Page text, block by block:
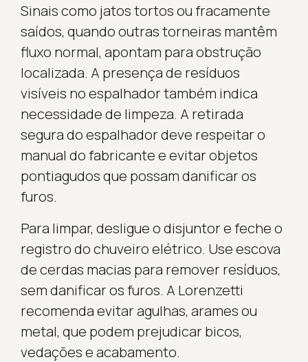
Sinais como jatos tortos ou fracamente
saídos, quando outras torneiras mantêm
fluxo normal, apontam para obstrução
localizada. A presença de resíduos
visíveis no espalhador também indica
necessidade de limpeza. A retirada
segura do espalhador deve respeitar o
manual do fabricante e evitar objetos
pontiagudos que possam danificar os
furos.
Para limpar, desligue o disjuntor e feche o
registro do chuveiro elétrico. Use escova
de cerdas macias para remover resíduos,
sem danificar os furos. A Lorenzetti
recomenda evitar agulhas, arames ou
metal, que podem prejudicar bicos,
vedações e acabamento.